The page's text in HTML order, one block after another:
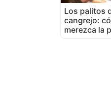
Los palitos
cangrejo:
merezca la